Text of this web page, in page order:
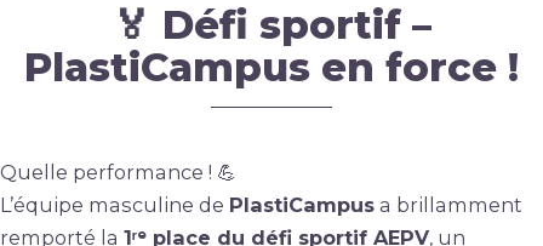
FORMATIONS
ACTUALITÉS
🏅 Défi sportif –
PlastiCampus en force !
Quelle performance ! 💪
L’équipe masculine de PlastiCampus a brillamment
remporté la 1ʳᵉ place du défi sportif AEPV, un